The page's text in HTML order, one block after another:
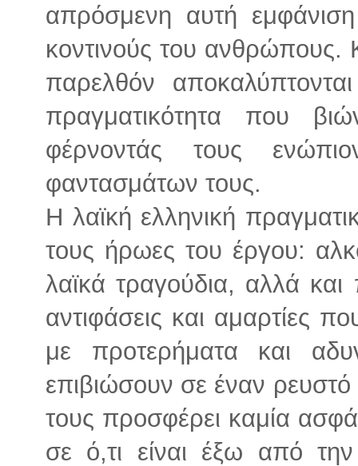
απρόσμενη αυτή
κοντινούς του
παρελθόν
πραγματικότητα που
φέρνοντάς τους
φαντασμάτων τους.
Η λαϊκή ελληνική
τους ήρωες του έργου:
λαϊκά τραγούδια, αλλά
αντιφάσεις και αμαρτίες
με προτερήματα και
επιβιώσουν σε έναν
τους προσφέρει καμία
σε ό,τι είναι έξω από